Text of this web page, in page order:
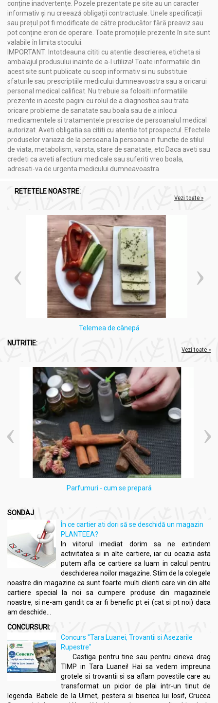
conține inadvertențe. Pozele prezentate pe site au un caracter
informativ și nu creează obligații contractuale. Unele specificații
sau prețul pot fi modificate de către producător fără preaviz sau
pot conține erori de operare. Toate promoțiile prezente în site sunt
valabile în limita stocului.
IMPORTANT: Intotdeauna cititi cu atentie descrierea, eticheta si
ambalajul produsului inainte de a-l utiliza! Toate informatiile din
acest site sunt publicate cu scop informativ si nu substituie
sfaturile sau prescriptiile medicului dumneavoastra sau a oricarui
personal medical calificat. Nu trebuie sa folositi informatiile
prezente in aceste pagini cu rolul de a diagnostica sau trata
oricare probleme de sanatate sau boala sau de a inlocui
medicamentele si tratamentele prescrise de persoanalul medical
autorizat. Aveti obligatia sa cititi cu atentie tot prospectul. Efectele
produselor variaza de la persoana la persoana in functie de stilul
de viata, metabolism, varsta, stare de sanatate, etc Daca aveti sau
credeti ca aveti afectiuni medicale sau suferiti vreo boala,
adresati-va de urgenta medicului dumneavoastra.
RETETELE NOASTRE:
Vezi toate »
Telemea de cânepă
NUTRITIE:
Vezi toate »
Parfumuri - cum se prepară
SONDAJ
În ce cartier ati dori să se deschidă un magazin
PLANTEEA?
In viitorul imediat dorim sa ne extindem
activitatea si in alte cartiere, iar cu ocazia asta
putem afla ce cartiere sa luam in calcul pentru
deschiderea noilor magazine. Stim de la colegele
noastre din magazine ca sunt foarte multi clienti care vin din alte
cartiere special la noi sa cumpere produse din magazinele
noastre, si ne-am gandit ca ar fi benefic pt ei (cat si pt noi) daca
am deschide...
CONCURSURI:
Concurs "Tara Luanei, Trovantii si Asezarile
Rupestre"
Castiga pentru tine sau pentru cineva drag
TIMP in Tara Luanei! Hai sa vedem impreuna
grotele si trovantii si sa aflam povestile care au
transformat un picior de plai intr-un tinut de
legenda. Babele de la Ulmet, pestera si biserica lui Iosif, Crucea